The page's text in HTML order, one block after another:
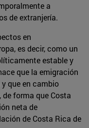
a
de extranjería.
en
es decir, como un
estable y
que la emigración
que en cambio
de forma que Costa
neta de
de Costa Rica de